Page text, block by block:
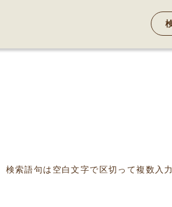
索語句は空白文字で区切って複数入